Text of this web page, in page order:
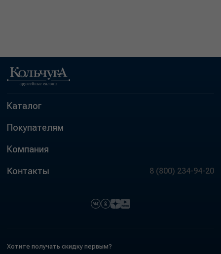
Каталог
Покупателям
Компания
Контакты 8 (800) 234-94-20
Хотите получать скидку первым?